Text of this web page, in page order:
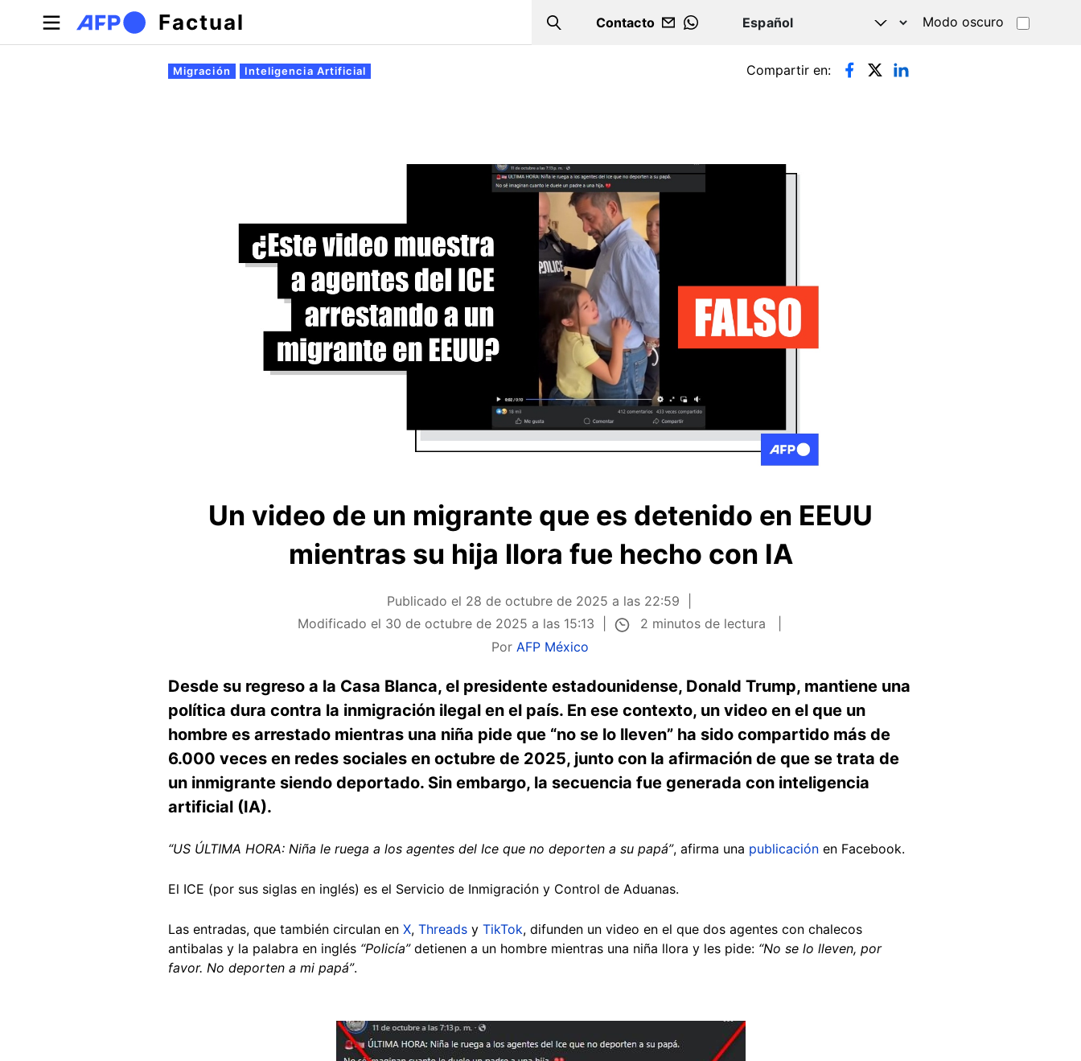
Pasar al contenido principal
Factual Search
Contacto
WHATSAPP
Modo oscuro
Solapas principales
Migración Inteligencia Artificial Compartir en:
Un video de un migrante que es detenido en EEUU
mientras su hija llora fue hecho con IA
Publicado el 28 de octubre de 2025 a las 22:59
Modificado el 30 de octubre de 2025 a las 15:13
2 minutos de lectura
Por AFP México
Desde su regreso a la Casa Blanca, el presidente estadounidense, Donald Trump, mantiene una
política dura contra la inmigración ilegal en el país. En ese contexto, un video en el que un
hombre es arrestado mientras una niña pide que “no se lo lleven” ha sido compartido más de
6.000 veces en redes sociales en octubre de 2025, junto con la afirmación de que se trata de
un inmigrante siendo deportado. Sin embargo, la secuencia fue generada con inteligencia
artificial (IA).
“US ÚLTIMA HORA: Niña le ruega a los agentes del Ice que no deporten a su papá”, afirma una publicación en Facebook.
El ICE (por sus siglas en inglés) es el Servicio de Inmigración y Control de Aduanas.
Las entradas, que también circulan en X, Threads y TikTok, difunden un video en el que dos agentes con chalecos
antibalas y la palabra en inglés “Policía”detienen a un hombre mientras una niña llora y les pide: “No se lo lleven, por
favor. No deporten a mi papá”.